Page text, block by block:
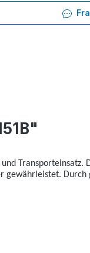
Transporteinsatz.
gewährleistet.